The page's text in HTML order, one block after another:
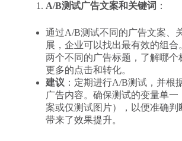
A/B测试广告文案和关键词 ：
通过A/B测试不同的广告文案、
展，企业可以找出最有效的组合
两个不同的广告标题，了解哪个
更多的点击和转化。
建议 ：定期进行A/B测试，并根
广告内容。确保测试的变量单一
案或仅测试图片），以便准确判
带来了效果提升。